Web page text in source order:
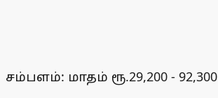
சம்பளம்: மாதம் ரூ.29,200 - 92,300